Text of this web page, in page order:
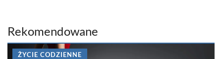
Rekomendowane
ŻYCIE CODZIENNE